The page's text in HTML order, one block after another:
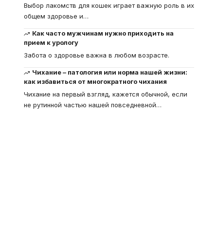
Выбор лакомств для кошек играет важную роль в их
общем здоровье и…
Как часто мужчинам нужно приходить на
прием к урологу
Забота о здоровье важна в любом возрасте.
Чихание – патология или норма нашей жизни:
как избавиться от многократного чихания
Чихание на первый взгляд, кажется обычной, если
не рутинной частью нашей повседневной…